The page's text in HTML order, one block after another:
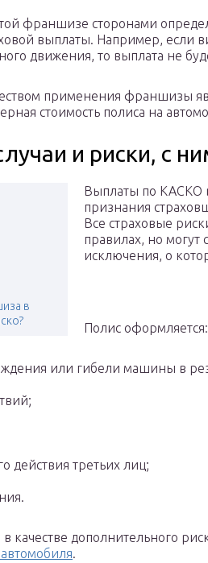
франшизе сторонами
выплаты. Например, если
движения, то выплата не
применения франшизы
стоимость полиса на
и риски, с
в
Выплаты по КАСКО
признания
Все страховые
правилах, но могут
исключения, о
Полис оформляется:
или гибели машины в
действия третьих лиц;
качестве дополнительного
.